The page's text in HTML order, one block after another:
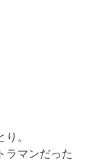
。
ラマンだった